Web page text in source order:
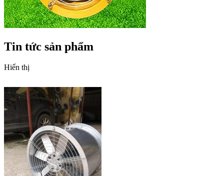
Tin tức sản phẩm
Hiển thị